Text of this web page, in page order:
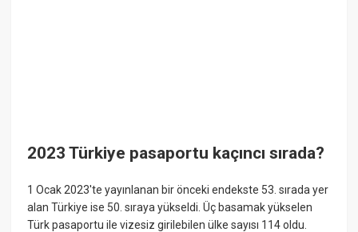
2023 Türkiye pasaportu kaçıncı sırada?
1 Ocak 2023'te yayınlanan bir önceki endekste 53. sırada yer
alan Türkiye ise 50. sıraya yükseldi. Üç basamak yükselen
Türk pasaportu ile vizesiz girilebilen ülke sayısı 114 oldu.